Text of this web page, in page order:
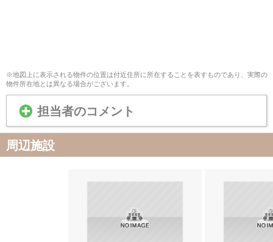
※地図上に表示される物件の位置は付近住所に所在することを表すものであり、実際の
物件所在地とは異なる場合がございます。
担当者のコメント
周辺施設